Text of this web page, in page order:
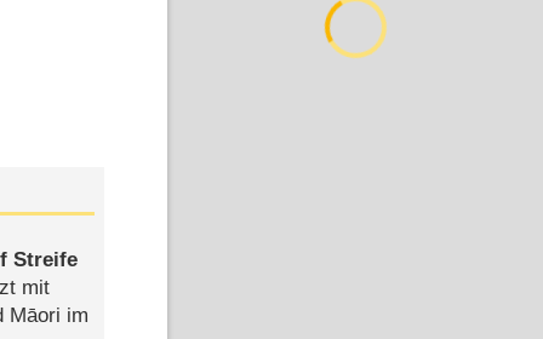
Streife
mit
Māori im